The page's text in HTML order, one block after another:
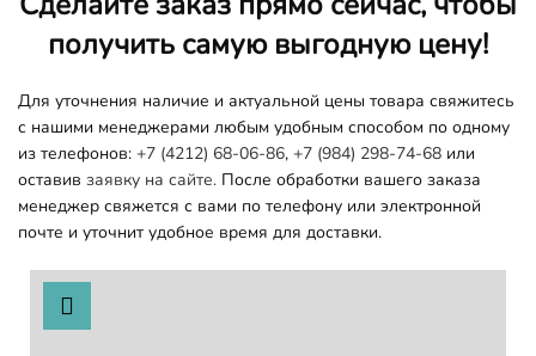
получить самую выгодную цену!
Для уточнения наличие и актуальной цены товара свяжитесь
с нашими менеджерами любым удобным способом по одному
из телефонов: +7 (4212) 68-06-86, +7 (984) 298-74-68 или
оставив заявку на сайте. После обработки вашего заказа
менеджер свяжется с вами по телефону или электронной
почте и уточнит удобное время для доставки.